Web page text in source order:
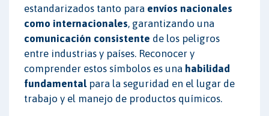
estandarizados tanto para envíos nacionales
como internacionales, garantizando una
comunicación consistente de los peligros
entre industrias y países. Reconocer y
comprender estos símbolos es una habilidad
fundamentalpara la seguridad en el lugar de
trabajo y el manejo de productos químicos.